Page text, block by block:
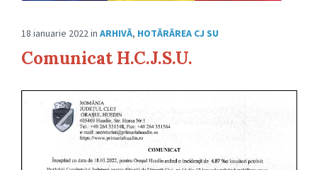
18 ianuarie 2022in ARHIVĂ, HOTĂRÂREA CJ SU
Comunicat H.C.J.S.U.